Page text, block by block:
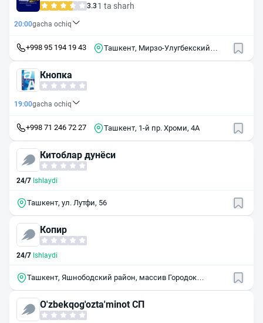
3.3 1 ta sharh
20:00gacha ochiq
+998 95 194 19 43
Ташкент, Мирзо-Улугбекский
Кнопка
19:00gacha ochiq
+998 71 246 72 27 Ташкент, 1-й пр. Хроми, 4А
Китоблар дунёси
24/7 Ishlaydi
Ташкент, ул. Лутфи, 56
Копир
24/7 Ishlaydi
Ташкент, Яшнободский район, массив Городок
O'zbekqog'ozta'minot СП